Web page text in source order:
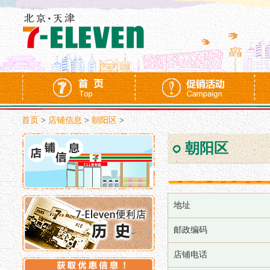
首页 > 店铺信息>朝阳区 >
朝阳区
地址
邮政编码
店铺电话